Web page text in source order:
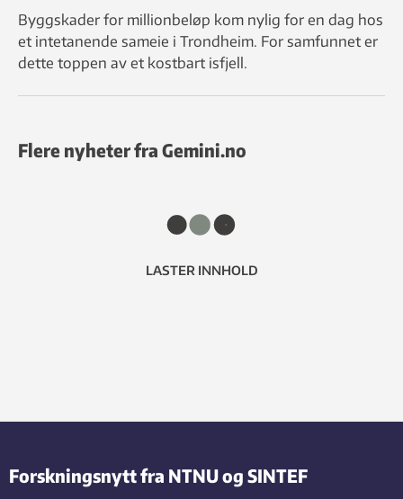
Byggskader for millionbeløp kom nylig for en dag hos
et intetanende sameie i Trondheim. For samfunnet er
dette toppen av et kostbart isfjell.
Flere nyheter fra Gemini.no
LASTER INNHOLD
Forskningsnytt fra NTNU og SINTEF